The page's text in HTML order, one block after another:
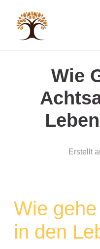
Wie
Erstellt
Wie
in den